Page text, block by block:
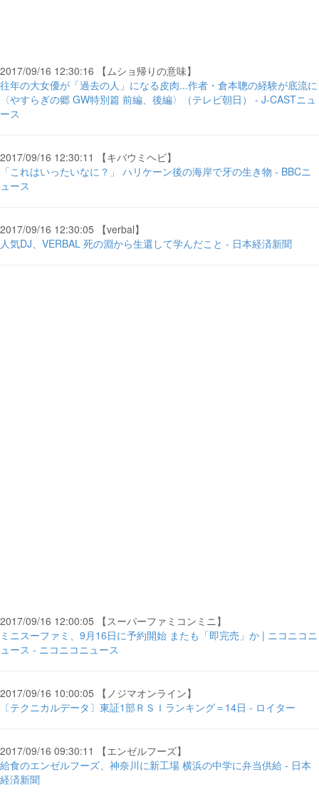
2017/09/16 12:30:16 【ムショ帰りの意味】
往年の大女優が「過去の人」になる皮肉...作者・倉本聰の経験が底流に
〈やすらぎの郷 GW特別篇 前編、後編〉（テレビ朝日） - J-CASTニュ
ース
2017/09/16 12:30:11 【キバウミヘビ】
「これはいったいなに？」 ハリケーン後の海岸で牙の生き物 - BBCニ
ュース
2017/09/16 12:30:05 【verbal】
人気DJ、VERBAL 死の淵から生還して学んだこと - 日本経済新聞
2017/09/16 12:00:05 【スーパーファミコンミニ】
ミニスーファミ、9月16日に予約開始 またも「即完売」か | ニコニコニ
ュース - ニコニコニュース
2017/09/16 10:00:05 【ノジマオンライン】
〔テクニカルデータ〕東証1部ＲＳＩランキング＝14日 - ロイター
2017/09/16 09:30:11 【エンゼルフーズ】
給食のエンゼルフーズ、神奈川に新工場 横浜の中学に弁当供給 - 日本
経済新聞